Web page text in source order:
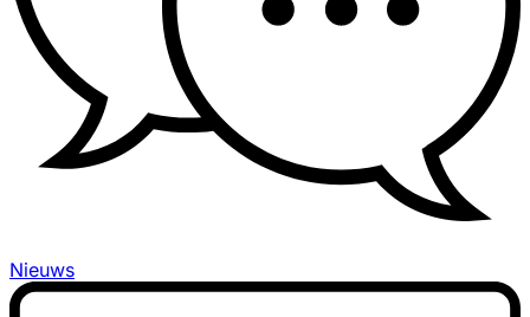
Nieuws